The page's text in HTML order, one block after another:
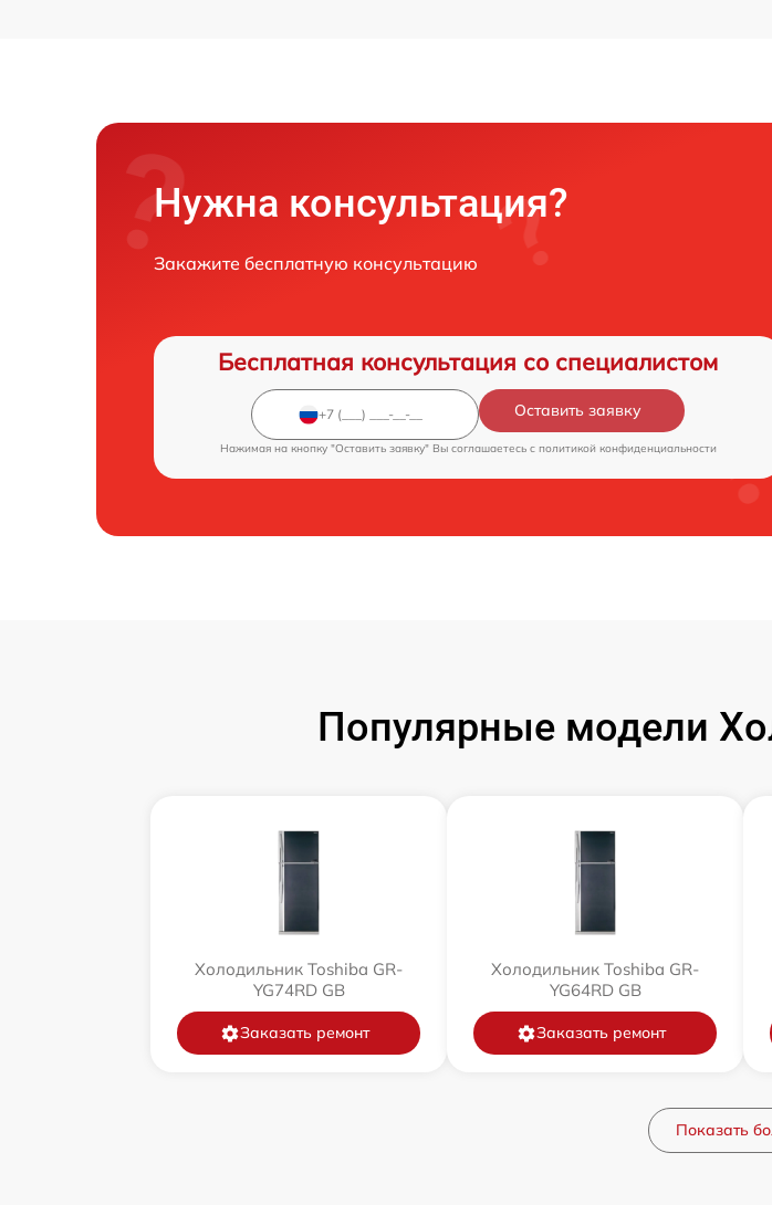
Нужна консультация?
Закажите бесплатную консультацию
Бесплатная консультация со специалистом
Оставить заявку
Нажимая на кнопку "Оставить заявку" Вы соглашаетесь c политикой конфиденциальности
Популярные модели
Холодильник Toshiba GR-
YG74RD GB
Заказать ремонт
Холодильник Toshiba GR-
YG64RD GB
Заказать ремонт
Показать